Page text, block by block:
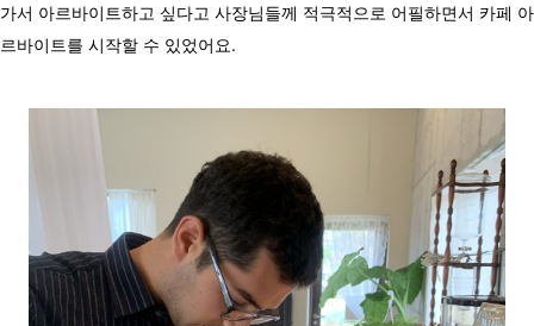
가서 아르바이트하고 싶다고 사장님들께 적극적으로 어필하면서 카페 아
르바이트를 시작할 수 있었어요.